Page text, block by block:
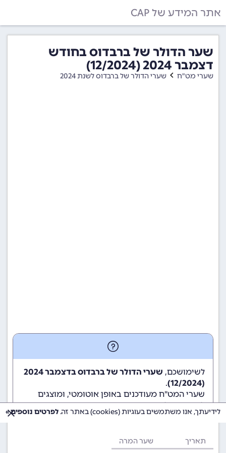
אתר המידע של CAP
שער הדולר של ברבדוס בחודש
דצמבר 2024 (12/2024)
שערי מט"ח שערי הדולר של ברבדוס לשנת 2024
לשימושכם,
שערי הדולר של ברבדוס בדצמבר 2024
(12/2024)
.
שערי המט"ח מעודכנים באופן אוטומטי, ומוצגים
לשימוש גולשי ומשתמשי האתר.
תאריך שער המרה
לידיעתך, אנו משתמשים בעוגיות (cookies) באתר זה. לפרטים נוספים »